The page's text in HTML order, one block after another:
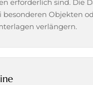
erforderlich sind. Die
besonderen Objekten
verlängern.